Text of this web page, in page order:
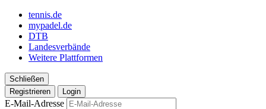
tennis.de
mypadel.de
DTB
Landesverbände
Weitere Plattformen
Schließen
Registrieren
Login
E-Mail-Adresse